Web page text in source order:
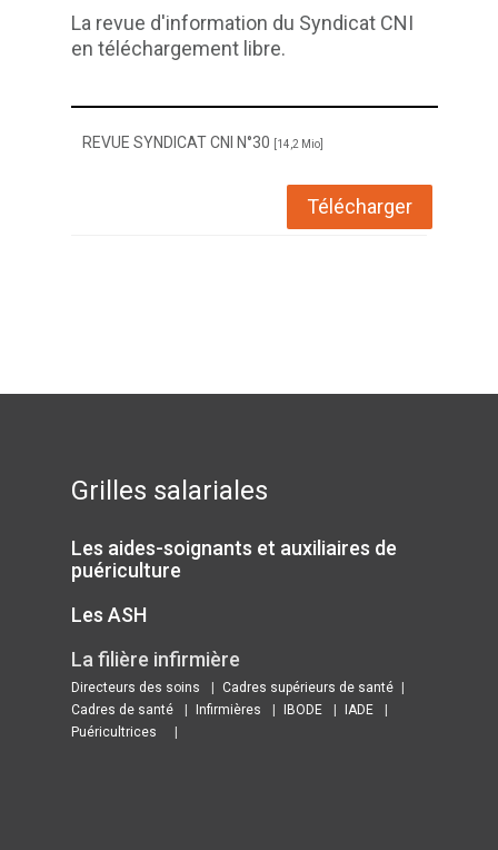
La revue d'information du Syndicat CNI
en téléchargement libre.
REVUE SYNDICAT CNI N°30 [14,2 Mio]
Télécharger
Grilles salariales
Les aides-soignants et auxiliaires de
puériculture
Les ASH
La filière infirmière
Directeurs des soins
Cadres supérieurs de santé
Cadres de santé
Infirmières IBODE
IADE
Puéricultrices